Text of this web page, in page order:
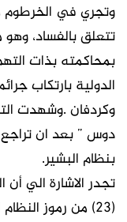
وتجري في الخرطوم
تتعلق بالفساد، وهو
بمحاكمته بذات
الدولية بارتكاب
وكردفان .وشهدت
دوس ” بعد ان تراجع
بنظام البشير.
تجدر الاشارة الي
(23) من رموز النظام السابق، بانتظار تقديمهم لمحاكمات .